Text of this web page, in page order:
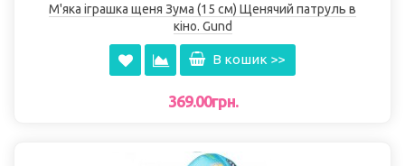
М'яка іграшка щеня Зума (15 см) Щенячий патруль в
кіно. Gund
В кошик >>
369.00грн.